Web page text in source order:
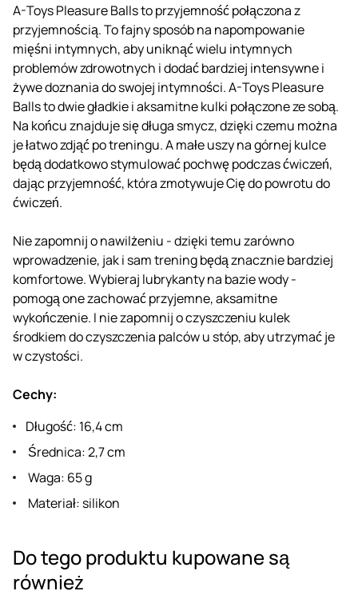
A-Toys Pleasure Balls to przyjemność połączona z
przyjemnością. To fajny sposób na napompowanie
mięśni intymnych, aby uniknąć wielu intymnych
problemów zdrowotnych i dodać bardziej intensywne i
żywe doznania do swojej intymności. A-Toys Pleasure
Balls to dwie gładkie i aksamitne kulki połączone ze sobą.
Na końcu znajduje się długa smycz, dzięki czemu można
je łatwo zdjąć po treningu. A małe uszy na górnej kulce
będą dodatkowo stymulować pochwę podczas ćwiczeń,
dając przyjemność, która zmotywuje Cię do powrotu do
ćwiczeń.
Nie zapomnij o nawilżeniu - dzięki temu zarówno
wprowadzenie, jak i sam trening będą znacznie bardziej
komfortowe. Wybieraj lubrykanty na bazie wody -
pomogą one zachować przyjemne, aksamitne
wykończenie. I nie zapomnij o czyszczeniu kulek
środkiem do czyszczenia palców u stóp, aby utrzymać je
w czystości.
Cechy:
Długość: 16,4 cm
Średnica: 2,7 cm
Waga: 65 g
Materiał: silikon
Do tego produktu kupowane są
również